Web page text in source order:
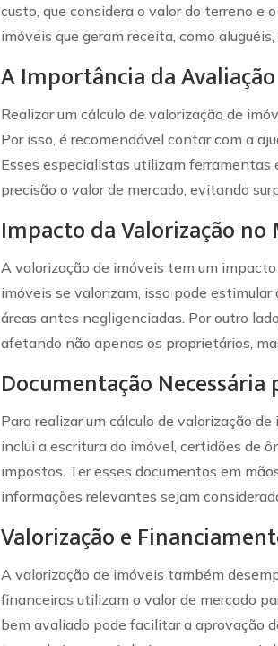
custo, que considera o valor do terreno e
imóveis que geram receita, como
A Importância da
Realizar um cálculo de valorização de
Por isso, é recomendável contar com a
Esses especialistas utilizam ferramentas
precisão o valor de mercado, evitando
Impacto da Valorização
A valorização de imóveis tem um
imóveis se valorizam, isso pode
áreas antes negligenciadas. Por outro
afetando não apenas os proprietários,
Documentação Necessária
Para realizar um cálculo de valorização
inclui a escritura do imóvel, certidões de
impostos. Ter esses documentos em
informações relevantes sejam
Valorização e
A valorização de imóveis também
financeiras utilizam o valor de mercado
bem avaliado pode facilitar a aprovação